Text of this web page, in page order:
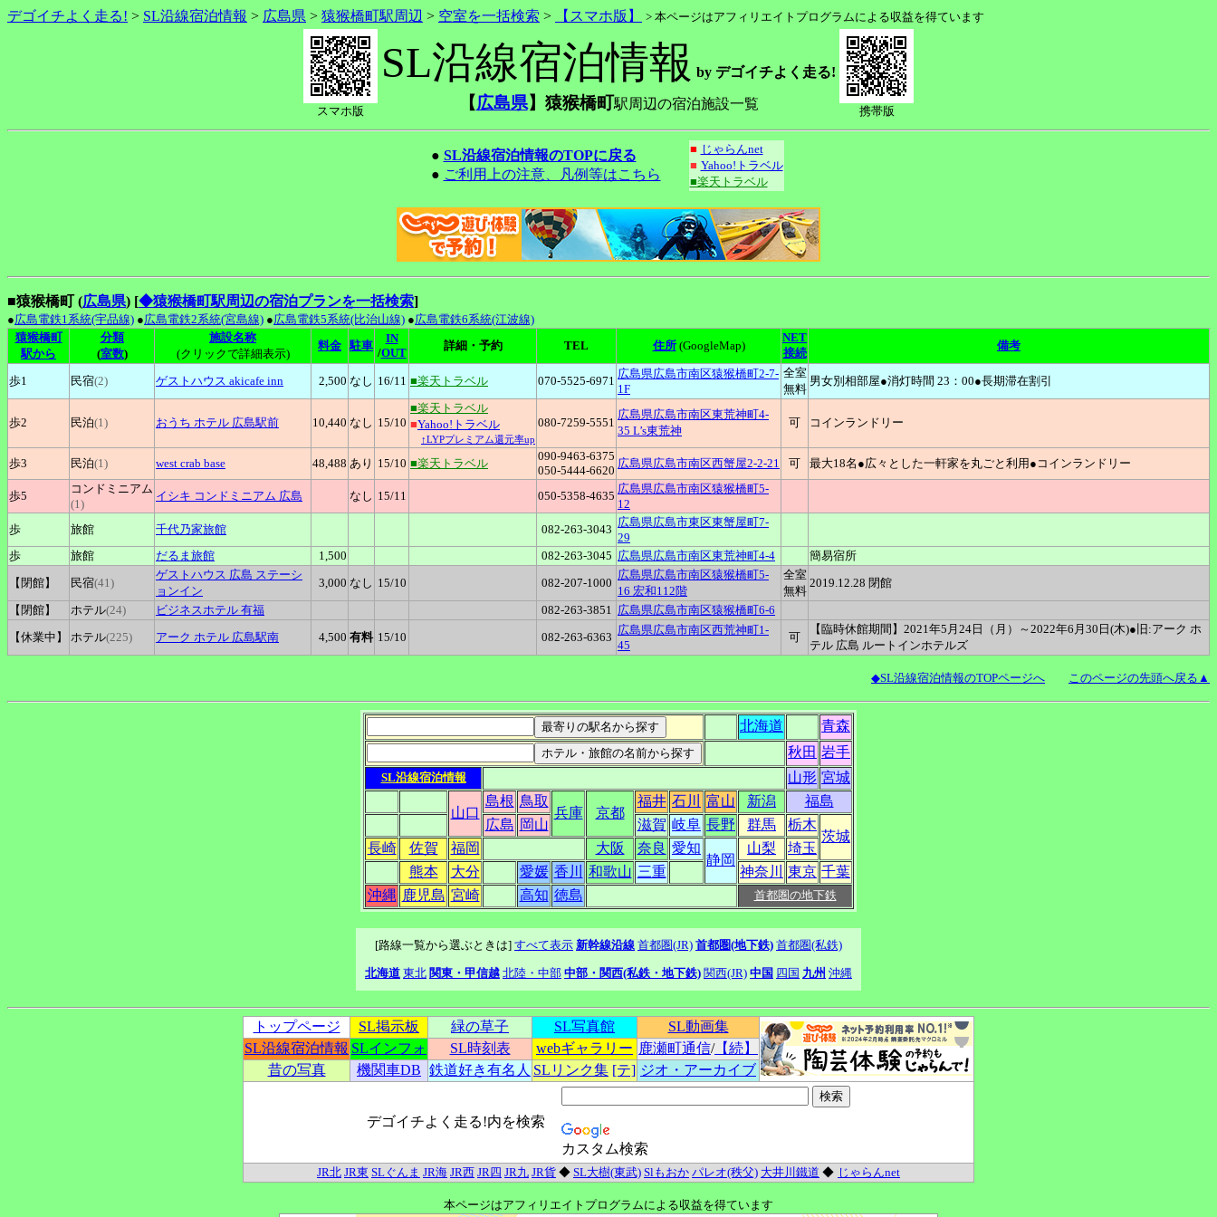
デゴイチよく走る! > SL沿線宿泊情報 > 広島県 > 猿猴橋町駅周辺 > 空室を一括検索 > 【スマホ版】 > 本ページはアフィリエイトプログラムによる収益を得ています
スマホ版
SL沿線宿泊情報 by デゴイチよく走る!
【広島県】猿猴橋町駅周辺の宿泊施設一覧 携帯版
● SL沿線宿泊情報のTOPに戻る
● ご利用上の注意、凡例等はこちら
■ じゃらんnet
■ Yahoo!トラベル
■楽天トラベル
■猿猴橋町 (広島県) [◆猿猴橋町駅周辺の宿泊プランを一括検索]
●広島電鉄1系統(宇品線) ●広島電鉄2系統(宮島線) ●広島電鉄5系統(比治山線) ●広島電鉄6系統(江波線)
猿猴橋町
駅から
分類
(室数)
施設名称
(クリックで詳細表示)
料金 駐車
IN
/OUT
詳細・予約 TEL 住所(GoogleMap)
NET
接続
備考
歩1 民宿(2) ゲストハウス akicafe inn 2,500 なし 16/11 ■楽天トラベル 070-5525-6971
広島県広島市南区猿猴橋町2-7-
1F
全室
無料
男女別相部屋●消灯時間 23：00●長期滞在割引
歩2 民泊(1) おうち ホテル 広島駅前 10,440 なし 15/10
■楽天トラベル
■Yahoo!トラベル
↑LYPプレミアム還元率up
080-7259-5551
広島県広島市南区東荒神町4-
35 L’s東荒神
可 コインランドリー
歩3 民泊(1) west crab base 48,488 あり 15/10 ■楽天トラベル
090-9463-6375
050-5444-6620
広島県広島市南区西蟹屋2-2-21 可 最大18名●広々とした一軒家を丸ごと利用●コインランドリー
歩5
コンドミニアム
(1)
イシキ コンドミニアム 広島 なし 15/11 050-5358-4635
広島県広島市南区猿猴橋町5-
12
歩
旅館 千代乃家旅館 082-263-3043
広島県広島市東区東蟹屋町7-
29
歩
旅館 だるま旅館 1,500 082-263-3045 広島県広島市南区東荒神町4-4
簡易宿所
【閉館】
民宿(41)
ゲストハウス 広島 ステーシ
ョンイン
3,000 なし 15/10 082-207-1000
広島県広島市南区猿猴橋町5-
16 宏和112階
全室
無料
2019.12.28 閉館
【閉館】
ホテル(24) ビジネスホテル 有福 082-263-3851 広島県広島市南区猿猴橋町6-6
【休業中】
ホテル(225) アーク ホテル 広島駅南 4,500 有料 15/10 082-263-6363
広島県広島市南区西荒神町1-
45
可
【臨時休館期間】2021年5月24日（月）～2022年6月30日(木)●旧:アーク ホ
テル 広島 ルートインホテルズ
◆SL沿線宿泊情報のTOPページへ このページの先頭へ戻る▲
北海道
青森
秋田 岩手
SL沿線宿泊情報 山形 宮城
山口
島根 鳥取
兵庫 京都
福井 石川 富山 新潟
福島
広島 岡山 滋賀 岐阜 長野 群馬 栃木
茨城
長崎 佐賀 福岡 大阪 奈良 愛知
静岡
山梨
埼玉
熊本
大分 愛媛 香川 和歌山 三重 神奈川 東京 千葉
沖縄 鹿児島 宮崎 高知 徳島 首都圏の地下鉄
[路線一覧から選ぶときは] すべて表示 新幹線沿線 首都圏(JR) 首都圏(地下鉄) 首都圏(私鉄)
北海道 東北 関東・甲信越 北陸・中部 中部・関西(私鉄・地下鉄) 関西(JR) 中国 四国 九州 沖縄
トップページ SL掲示板 緑の草子 SL写真館
SL動画集
SL沿線宿泊情報 SLインフォ SL時刻表 webギャラリー 鹿瀬町通信/【続】
昔の写真
機関車DB 鉄道好き有名人 SLリンク集 [テ] ジオ・アーカイブ
デゴイチよく走る!内を検索
カスタム検索
JR北 JR東 SLぐんま JR海 JR西 JR四 JR九 JR貨 ◆ SL大樹(東武) Slもおか パレオ(秩父) 大井川鐵道 ◆ じゃらんnet
本ページはアフィリエイトプログラムによる収益を得ています